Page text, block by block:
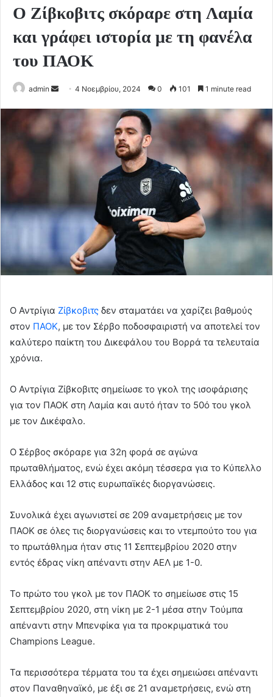
Ο Ζίβκοβιτς σκόραρε στη Λαμία
και γράφει ιστορία με τη φανέλα
του ΠΑΟΚ
admin
Send4 Νοεμβρίου, 2024 0 101 1 minute read
Ο Αντρίγια Ζίβκοβιτς δεν σταματάει να χαρίζει βαθμούς
στον ΠΑΟΚ, με τον Σέρβο ποδοσφαιριστή να αποτελεί τον
καλύτερο παίκτη του Δικεφάλου του Βορρά τα τελευταία
χρόνια.
Ο Αντρίγια Ζίβκοβιτς σημείωσε το γκολ της ισοφάρισης
για τον ΠΑΟΚ στη Λαμία και αυτό ήταν το 50ό του γκολ
με τον Δικέφαλο.
Ο Σέρβος σκόραρε για 32η φορά σε αγώνα
πρωταθλήματος, ενώ έχει ακόμη τέσσερα για το Κύπελλο
Ελλάδος και 12 στις ευρωπαϊκές διοργανώσεις.
Συνολικά έχει αγωνιστεί σε 209 αναμετρήσεις με τον
ΠΑΟΚ σε όλες τις διοργανώσεις και το ντεμπούτο του για
το πρωτάθλημα ήταν στις 11 Σεπτεμβρίου 2020 στην
εντός έδρας νίκη απέναντι στην ΑΕΛ με 1-0.
Το πρώτο του γκολ με τον ΠΑΟΚ το σημείωσε στις 15
Σεπτεμβρίου 2020, στη νίκη με 2-1 μέσα στην Τούμπα
απέναντι στην Μπενφίκα για τα προκριματικά του
Champions League.
Τα περισσότερα τέρματα του τα έχει σημειώσει απέναντι
στον Παναθηναϊκό, με έξι σε 21 αναμετρήσεις, ενώ στη